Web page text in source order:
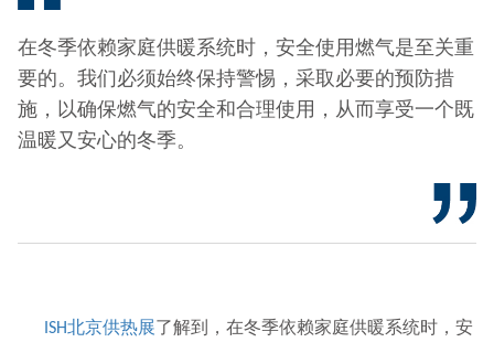
在冬季依赖家庭供暖系统时，安全使用燃气是至关重
要的。我们必须始终保持警惕，采取必要的预防措
施，以确保燃气的安全和合理使用，从而享受一个既
温暖又安心的冬季。
ISH北京供热展了解到，在冬季依赖家庭供暖系统时，安